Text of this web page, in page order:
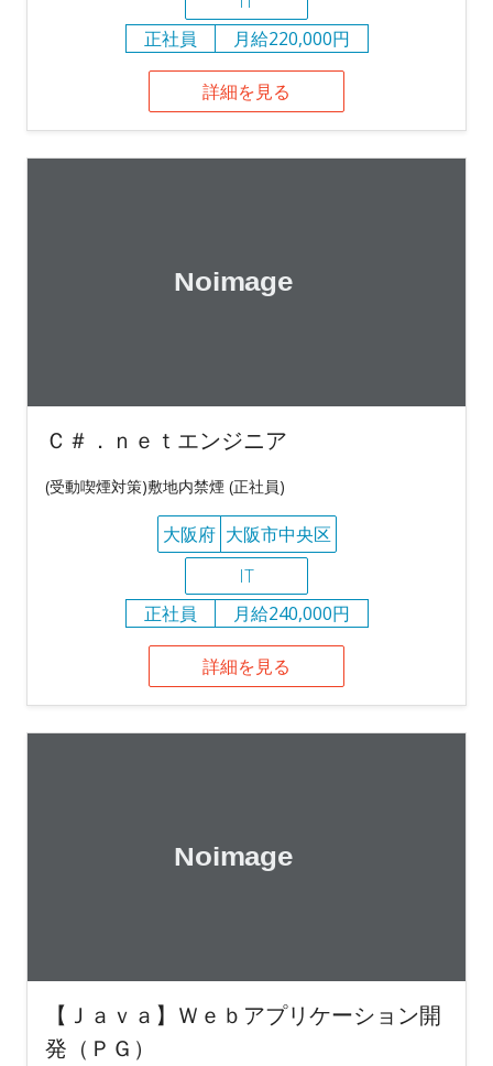
正社員
月給220,000円
詳細を見る
Ｃ＃．ｎｅｔエンジニア
(受動喫煙対策)敷地内禁煙 (正社員)
大阪府 大阪市中央区
IT
正社員
月給240,000円
詳細を見る
【Ｊａｖａ】Ｗｅｂアプリケーション開
発（ＰＧ）